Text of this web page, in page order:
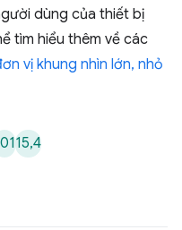
dùng của thiết bị
tìm hiểu thêm về các
vị khung nhìn lớn, nhỏ
15,4